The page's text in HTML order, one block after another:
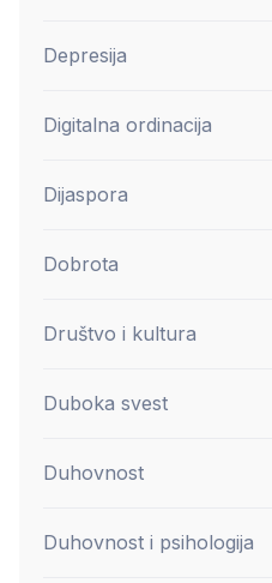
Depresija
Digitalna ordinacija
Dijaspora
Dobrota
Društvo i kultura
Duboka svest
Duhovnost
Duhovnost i psihologija